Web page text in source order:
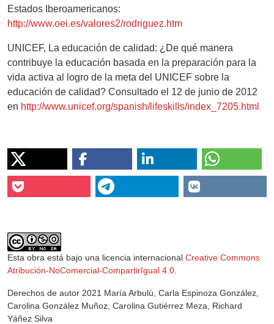
Estados Iberoamericanos:
http://www.oei.es/valores2/rodriguez.htm
UNICEF, La educación de calidad: ¿De qué manera
contribuye la educación basada en la preparación para la
vida activa al logro de la meta del UNICEF sobre la
educación de calidad? Consultado el 12 de junio de 2012
en http://www.unicef.org/spanish/lifeskills/index_7205.html
Esta obra está bajo una licencia internacional Creative Commons
Atribución-NoComercial-CompartirIgual 4.0
Derechos de autor 2021 María Arbulú, Carla Espinoza González,
Carolina González Muñoz, Carolina Gutiérrez Meza, Richard
Yáñez Silva